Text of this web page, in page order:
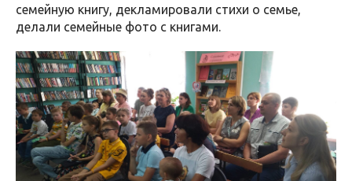
семейную книгу, декламировали стихи о семье,
делали семейные фото с книгами.